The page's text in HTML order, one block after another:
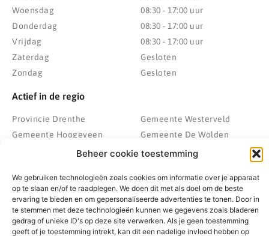
Beheer cookie toestemming
We gebruiken technologieën zoals cookies om informatie over je apparaat
op te slaan en/of te raadplegen. We doen dit met als doel om de beste
ervaring te bieden en om gepersonaliseerde advertenties te tonen. Door in
te stemmen met deze technologieën kunnen we gegevens zoals bladeren
gedrag of unieke ID's op deze site verwerken. Als je geen toestemming
geeft of je toestemming intrekt, kan dit een nadelige invloed hebben op
Woensdag
Donderdag
Vrijdag
Zaterdag
Zondag
08:30 - 17:00 uur
08:30 - 17:00 uur
08:30 - 17:00 uur
Gesloten
Gesloten
Actief in de regio
Provincie Drenthe
Gemeente Hoogeveen
Gemeente Meppel
Gemeente Noordenveld
Gemeente Noordoostpolder
Gemeente Steenwijkerland
Gemeente Weststellingwerf
Gemeente Westerveld
Gemeente De Wolden
Zwolle
Kampen
Emmeloord
Wolvega